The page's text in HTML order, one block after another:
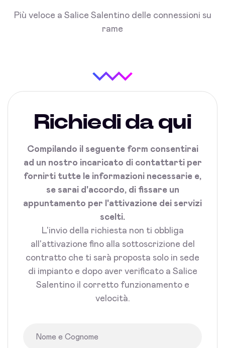
Più veloce a Salice Salentino delle connessioni su
rame
Richiedi da qui
Compilando il seguente form consentirai
ad un nostro incaricato di contattarti per
fornirti tutte le informazioni necessarie e,
se sarai d'accordo, di fissare un
appuntamento per l'attivazione dei servizi
scelti.
L'invio della richiesta non ti obbliga
all'attivazione fino alla sottoscrizione del
contratto che ti sarà proposta solo in sede
di impianto e dopo aver verificato a Salice
Salentino il corretto funzionamento e
velocità.